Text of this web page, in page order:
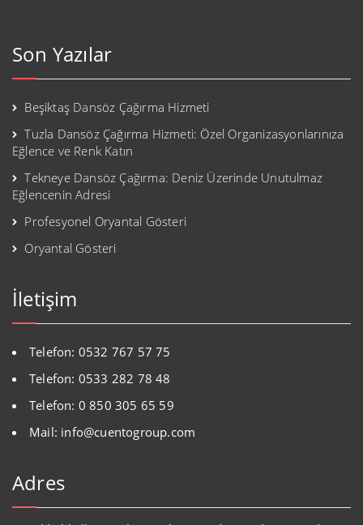
Son Yazılar
Beşiktaş Dansöz Çağırma Hizmeti
Tuzla Dansöz Çağırma Hizmeti: Özel Organizasyonlarınıza
Eğlence ve Renk Katın
Tekneye Dansöz Çağırma: Deniz Üzerinde Unutulmaz
Eğlencenin Adresi
Profesyonel Oryantal Gösteri
Oryantal Gösteri
İletişim
Telefon: 0532 767 57 75
Telefon: 0533 282 78 48
Telefon: 0 850 305 65 59
Mail: info@cuentogroup.com
Adres